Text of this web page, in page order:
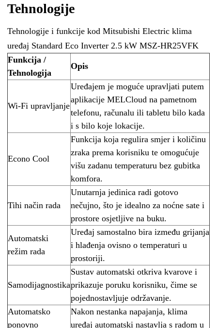
Tehnologije
Tehnologije i funkcije kod Mitsubishi Electric klima
uređaj Standard Eco Inverter 2.5 kW MSZ-HR25VFK
Funkcija /
Tehnologija
Opis
Wi-Fi upravljanje
Uređajem je moguće upravljati putem
aplikacije MELCloud na pametnom
telefonu, računalu ili tabletu bilo kada
i s bilo koje lokacije.
Econo Cool
Funkcija koja regulira smjer i količinu
zraka prema korisniku te omogućuje
višu zadanu temperaturu bez gubitka
komfora.
Tihi način rada
Unutarnja jedinica radi gotovo
nečujno, što je idealno za noćne sate i
prostore osjetljive na buku.
Automatski
režim rada
Uređaj samostalno bira između grijanja
i hlađenja ovisno o temperaturi u
prostoriji.
Samodijagnostika
Sustav automatski otkriva kvarove i
prikazuje poruku korisniku, čime se
pojednostavljuje održavanje.
Automatsko
ponovno
Nakon nestanka napajanja, klima
uređaj automatski nastavlja s radom u